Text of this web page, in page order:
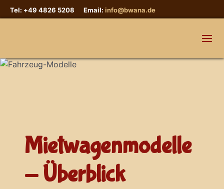
Tel: +49 4826 5208 Email: info@bwana.de
Mietwagenmodelle
- Überblick